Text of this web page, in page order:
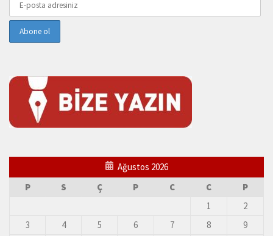
Ağustos 2026
P
S Ç P C C
P
1
2
3
4 5 6 7 8
9